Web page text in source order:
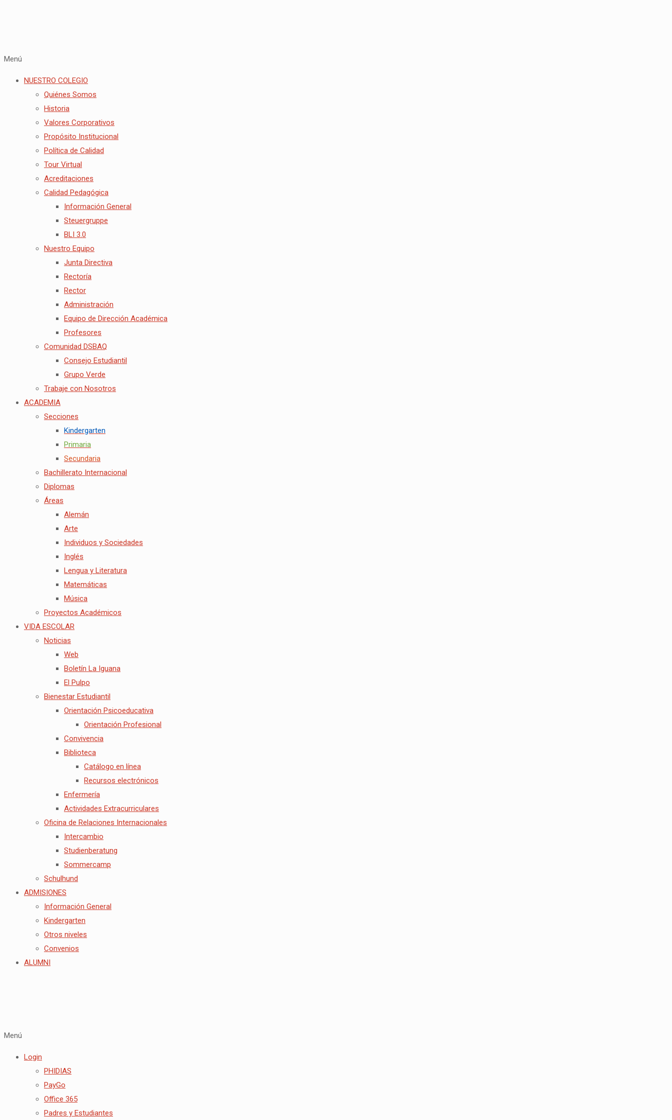
Menú
NUESTRO COLEGIO
Quiénes Somos
Historia
Valores Corporativos
Propósito Institucional
Política de Calidad
Tour Virtual
Acreditaciones
Calidad Pedagógica
Información General
Steuergruppe
BLI 3.0
Nuestro Equipo
Junta Directiva
Rectoría
Rector
Administración
Equipo de Dirección Académica
Profesores
Comunidad DSBAQ
Consejo Estudiantil
Grupo Verde
Trabaje con Nosotros
ACADEMIA
Secciones
Kindergarten
Primaria
Secundaria
Bachillerato Internacional
Diplomas
Áreas
Alemán
Arte
Individuos y Sociedades
Inglés
Lengua y Literatura
Matemáticas
Música
Proyectos Académicos
VIDA ESCOLAR
Noticias
Web
Boletín La Iguana
El Pulpo
Bienestar Estudiantil
Orientación Psicoeducativa
Orientación Profesional
Convivencia
Biblioteca
Catálogo en línea
Recursos electrónicos
Enfermería
Actividades Extracurriculares
Oficina de Relaciones Internacionales
Intercambio
Studienberatung
Sommercamp
Schulhund
ADMISIONES
Información General
Kindergarten
Otros niveles
Convenios
ALUMNI
Menú
Login
PHIDIAS
PayGo
Office 365
Padres y Estudiantes